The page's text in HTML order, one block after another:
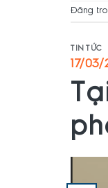
Đăng
TIN TỨC
17/03/